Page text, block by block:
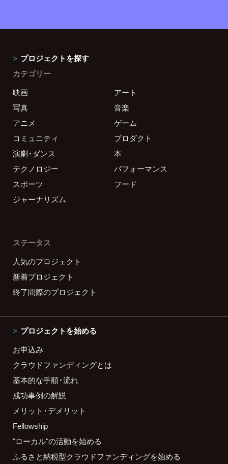
プロジェクトを探す
カテゴリー
映画
アート
写真
音楽
アニメ
ゲーム
コミュニティ
プロダクト
演劇・ダンス
本
テクノロジー
パフォーマンス
スポーツ
フード
ジャーナリズム
ステータス
人気のプロジェクト
新着プロジェクト
終了間際のプロジェクト
プロジェクトを始める
お申込み
クラウドファンディングとは
基本的な手順・流れ
成功事例の解説
メリット・デメリット
Fellowship
"ローカル"の活動を始める
ふるさと納税型クラウドファンディングを始める